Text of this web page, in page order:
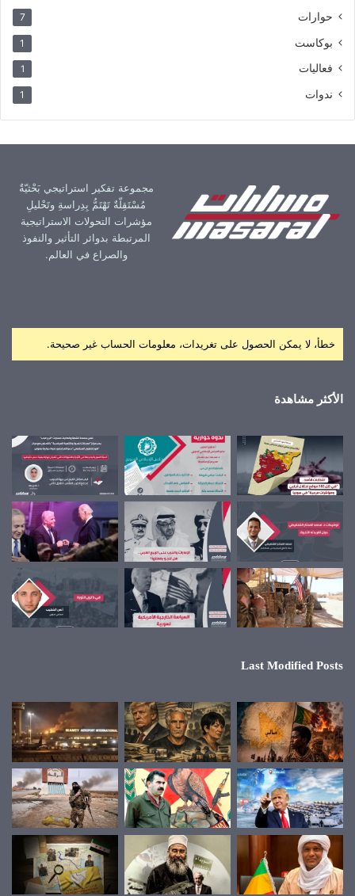
حوارات 7
بوكاست 1
فعاليات 1
ندوات 1
مجموعة تفكير استراتيجي بَحْثيّةٌ
مُسْتَقِلّةٌ تَهْتَمُّ بِدِراسةِ وتَحْليلِ
مؤشرات التحولات الاستراتيجية
المرتبطة بدوائر التأثير والنفوذ
والصراع في العالم.
خطأ، لا يمكن الحصول على تغريدات، معلومات الحساب غير صحيحة.
الأكثر مشاهدة
Last Modified Posts